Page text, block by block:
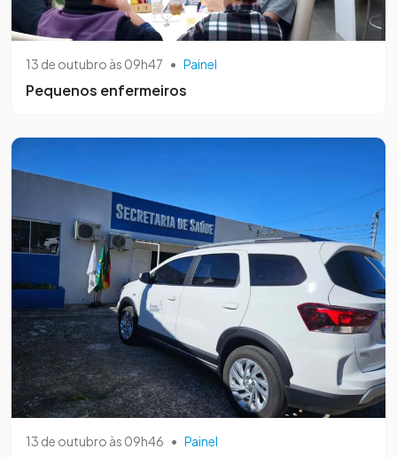
13 de outubro às 09h47 • Painel
Pequenos enfermeiros
13 de outubro às 09h46 • Painel